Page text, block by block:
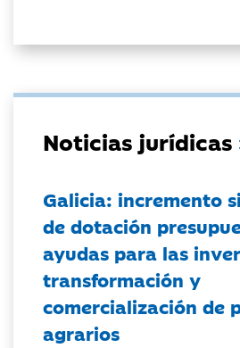
Noticias jurídicas
Galicia: incremento
de dotación
ayudas para las
transformación y
comercialización de
agrarios